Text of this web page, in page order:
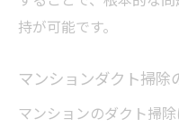
持が可能です。
マンションダクト掃
マンションのダクト掃